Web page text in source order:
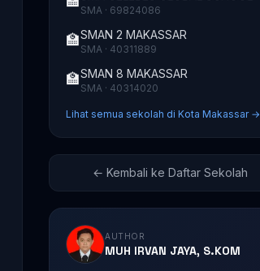
SMA · 69824086
🏫SMAN 2 MAKASSAR
SMA · 40311889
🏫SMAN 8 MAKASSAR
SMA · 40314020
Lihat semua sekolah di Kota Makassar →
← Kembali ke Daftar Sekolah
AUTHOR
MUH IRVAN JAYA, S.KOM